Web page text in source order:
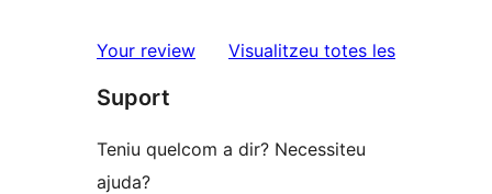
estrelles
de
estrelles
Your review Visualitzeu totes lesressenyes
Suport
Teniu quelcom a dir? Necessiteu
ajuda?